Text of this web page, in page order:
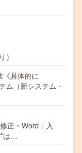
）
《具体的に
ム（新システム・
正・Word：入
は…